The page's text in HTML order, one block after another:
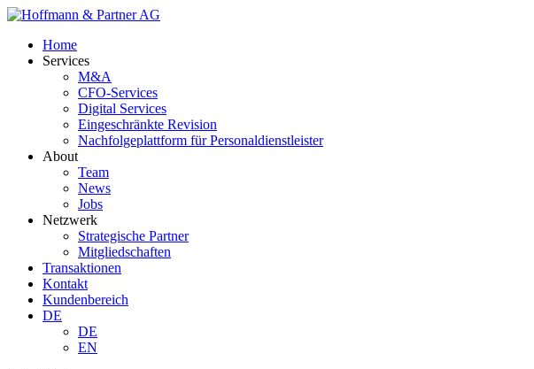
Home
Services
M&A
CFO-Services
Digital Services
Eingeschränkte Revision
Nachfolgeplattform für Personaldienstleister
About
Team
News
Jobs
Netzwerk
Strategische Partner
Mitgliedschaften
Transaktionen
Kontakt
Kundenbereich
DE
DE
EN